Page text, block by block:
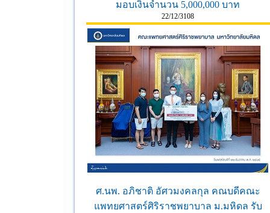
มอบเงินจำนวน 5,000,000 บาท
22/12/3108
ศ.นพ. อภิชาติ อัศวมงคลกุล คณบดีคณะ
แพทยศาสตร์ศิริราชพยาบาล ม.มหิดล รับ